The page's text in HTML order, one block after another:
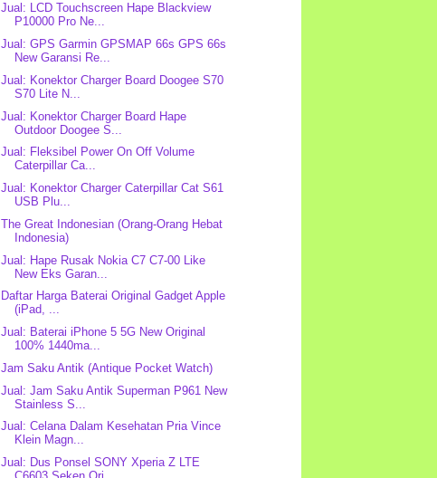
Jual: LCD Touchscreen Hape Blackview
P10000 Pro Ne...
Jual: GPS Garmin GPSMAP 66s GPS 66s
New Garansi Re...
Jual: Konektor Charger Board Doogee S70
S70 Lite N...
Jual: Konektor Charger Board Hape
Outdoor Doogee S...
Jual: Fleksibel Power On Off Volume
Caterpillar Ca...
Jual: Konektor Charger Caterpillar Cat S61
USB Plu...
The Great Indonesian (Orang-Orang Hebat
Indonesia)
Jual: Hape Rusak Nokia C7 C7-00 Like
New Eks Garan...
Daftar Harga Baterai Original Gadget Apple
(iPad, ...
Jual: Baterai iPhone 5 5G New Original
100% 1440ma...
Jam Saku Antik (Antique Pocket Watch)
Jual: Jam Saku Antik Superman P961 New
Stainless S...
Jual: Celana Dalam Kesehatan Pria Vince
Klein Magn...
Jual: Dus Ponsel SONY Xperia Z LTE